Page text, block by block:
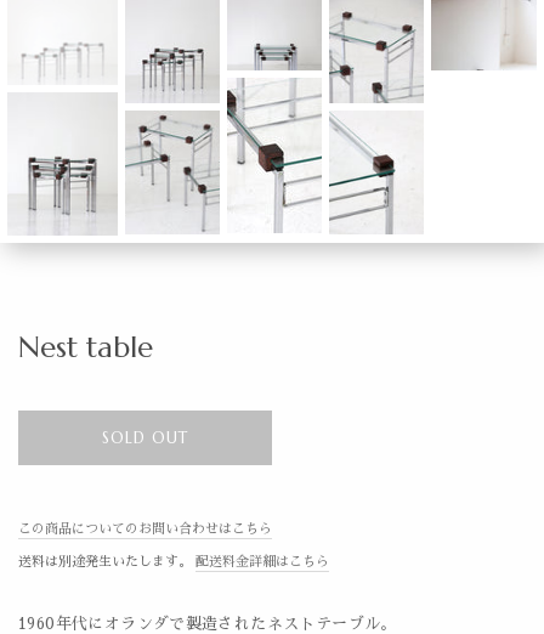
Nest table
SOLD OUT
この商品についてのお問い合わせはこちら
送料は別途発生いたします。 配送料金詳細はこちら
1960年代にオランダで製造されたネストテーブル。